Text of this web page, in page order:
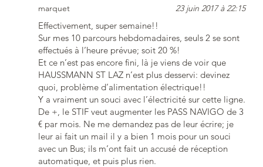
marquet 23 juin 2017 à 22:15
Effectivement, super semaine!!
Sur mes 10 parcours hebdomadaires, seuls 2 se sont
effectués à l’heure prévue; soit 20 %!
Et ce n’est pas encore fini, là je viens de voir que
HAUSSMANN ST LAZ n’est plus desservi: devinez
quoi, problème d’alimentation électrique!!
Y a vraiment un souci avec l’électricité sur cette ligne.
De +, le STIF veut augmenter les PASS NAVIGO de 3
€ par mois. Ne me demandez pas de leur écrire; je
leur ai fait un mail il y a bien 1 mois pour un souci
avec un Bus; ils m’ont fait un accusé de réception
automatique, et puis plus rien.